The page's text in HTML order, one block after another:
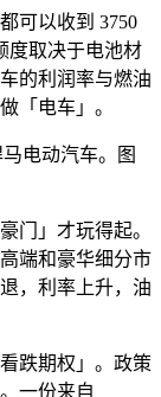
可以收到 3750
度取决于电池材
的利润率与燃油
「电车」。
电动汽车。图
门」才玩得起。
端和豪华细分市
，利率上升，油
跌期权」。政策
一份来自